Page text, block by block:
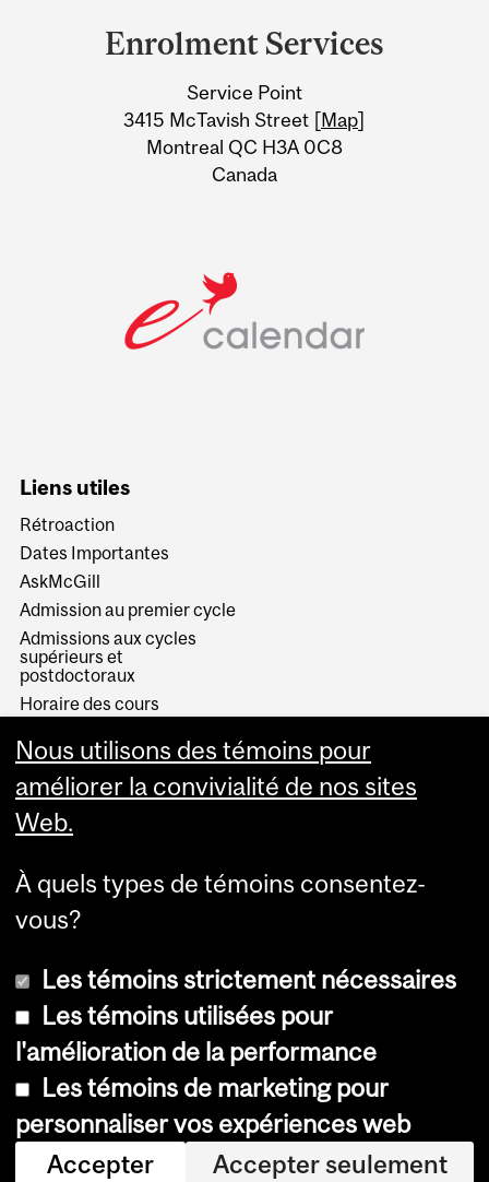
Information
Enrolment Services
Service Point
3415 McTavish Street [Map]
Montreal QC H3A 0C8
Canada
Liens utiles
Rétroaction
Dates Importantes
AskMcGill
Admission au premier cycle
Admissions aux cycles
supérieurs et
postdoctoraux
Horaire des cours
Services aux étudiants
© Université McGill, 2026
Accessibilité
Avis sur les témoins
Nous utilisons des témoins pour
améliorer la convivialité de nos sites
Web.
À quels types de témoins consentez-
vous?
Les témoins strictement nécessaires
Les témoins utilisées pour
l'amélioration de la performance
Les témoins de marketing pour
personnaliser vos expériences web
Accepter
Accepter seulement